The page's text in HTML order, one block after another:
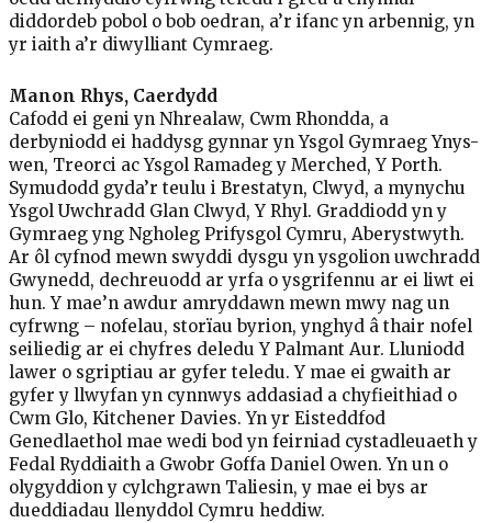
diddordeb pobol o bob oedran, a’r ifanc yn arbennig, yn
yr iaith a’r diwylliant Cymraeg.
Manon Rhys, Caerdydd
Cafodd ei geni yn Nhrealaw, Cwm Rhondda, a
derbyniodd ei haddysg gynnar yn Ysgol Gymraeg Ynys-
wen, Treorci ac Ysgol Ramadeg y Merched, Y Porth.
Symudodd gyda’r teulu i Brestatyn, Clwyd, a mynychu
Ysgol Uwchradd Glan Clwyd, Y Rhyl. Graddiodd yn y
Gymraeg yng Ngholeg Prifysgol Cymru, Aberystwyth.
Ar ôl cyfnod mewn swyddi dysgu yn ysgolion uwchradd
Gwynedd, dechreuodd ar yrfa o ysgrifennu ar ei liwt ei
hun. Y mae’n awdur amryddawn mewn mwy nag un
cyfrwng – nofelau, storïau byrion, ynghyd â thair nofel
seiliedig ar ei chyfres deledu Y Palmant Aur. Lluniodd
lawer o sgriptiau ar gyfer teledu. Y mae ei gwaith ar
gyfer y llwyfan yn cynnwys addasiad a chyfieithiad o
Cwm Glo, Kitchener Davies. Yn yr Eisteddfod
Genedlaethol mae wedi bod yn feirniad cystadleuaeth y
Fedal Ryddiaith a Gwobr Goffa Daniel Owen. Yn un o
olygyddion y cylchgrawn Taliesin, y mae ei bys ar
dueddiadau llenyddol Cymru heddiw.